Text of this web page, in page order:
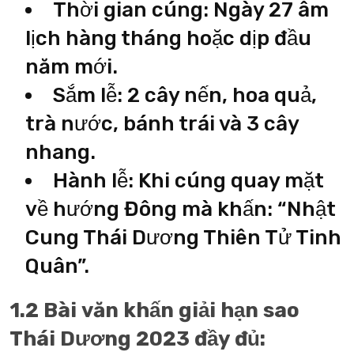
Thời gian cúng: Ngày 27 âm
lịch hàng tháng hoặc dịp đầu
năm mới.
Sắm lễ: 2 cây nến, hoa quả,
trà nước, bánh trái và 3 cây
nhang.
Hành lễ: Khi cúng quay mặt
về hướng Đông mà khấn: “Nhật
Cung Thái Dương Thiên Tử Tinh
Quân”.
1.2 Bài văn khấn giải hạn sao
Thái Dương 2023 đầy đủ: